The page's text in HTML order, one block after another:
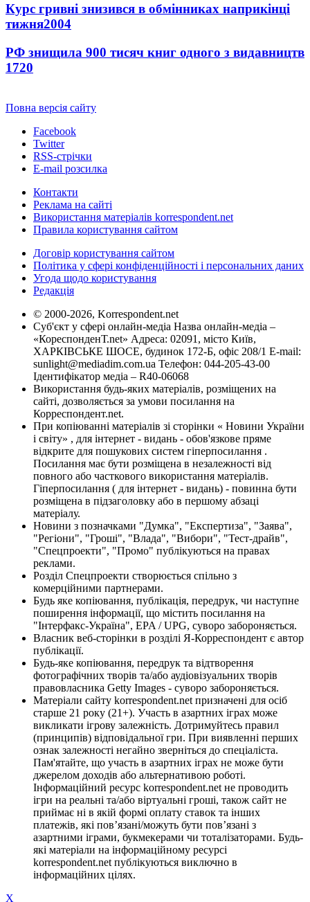
Курс гривні знизився в обмінниках наприкінці
тижня2004
РФ знищила 900 тисяч книг одного з видавництв
1720
Повна версія сайту
Facebook
Twitter
RSS-стрічки
E-mail розсилка
Контакти
Реклама на сайті
Використання матеріалів korrespondent.net
Правила користування сайтом
Договір користування сайтом
Політика у сфері конфіденційності і персональних даних
Угода щодо користування
Редакція
© 2000-2026, Korrespondent.net
Суб'єкт у сфері онлайн-медіа Назва онлайн-медіа –
«КореспонденТ.net» Адреса: 02091, місто Київ,
ХАРКІВСЬКЕ ШОСЕ, будинок 172-Б, офіс 208/1 E-mail:
sunlight@mediadim.com.ua Телефон: 044-205-43-00
Ідентифікатор медіа – R40-06068
Використання будь-яких матеріалів, розміщених на
сайті, дозволяється за умови посилання на
Корреспондент.net.
При копіюванні матеріалів зі сторінки « Новини України
і світу» , для інтернет - видань - обов'язкове пряме
відкрите для пошукових систем гіперпосилання .
Посилання має бути розміщена в незалежності від
повного або часткового використання матеріалів.
Гіперпосилання ( для інтернет - видань) - повинна бути
розміщена в підзаголовку або в першому абзаці
матеріалу.
Новини з позначками "Думка", "Експертиза", "Заява",
"Регіони", "Гроші", "Влада", "Вибори", "Тест-драйв",
"Спецпроекти", "Промо" публікуються на правах
реклами.
Розділ Спецпроекти створюється спільно з
комерційними партнерами.
Будь яке копіювання, публікація, передрук, чи наступне
поширення інформації, що містить посилання на
"Інтерфакс-Україна", EPA / UPG, суворо забороняється.
Власник веб-сторінки в розділі Я-Корреспондент є автор
публікації.
Будь-яке копіювання, передрук та відтворення
фотографічних творів та/або аудіовізуальних творів
правовласника Getty Images - суворо забороняється.
Матеріали сайту korrespondent.net призначені для осіб
старше 21 року (21+). Участь в азартних іграх може
викликати ігрову залежність. Дотримуйтесь правил
(принципів) відповідальної гри. При виявленні перших
ознак залежності негайно зверніться до спеціаліста.
Пам'ятайте, що участь в азартних іграх не може бути
джерелом доходів або альтернативою роботі.
Інформаційний ресурс korrespondent.net не проводить
ігри на реальні та/або віртуальні гроші, також сайт не
приймає ні в якій формі оплату ставок та інших
платежів, які пов’язані/можуть бути пов’язані з
азартними іграми, букмекерами чи тоталізаторами. Будь-
які матеріали на інформаційному ресурсі
korrespondent.net публікуються виключно в
інформаційних цілях.
X